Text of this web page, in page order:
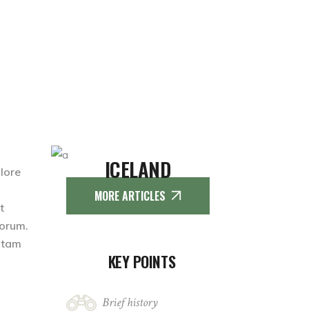
ICELAND
MORE ARTICLES
KEY POINTS
Brief history